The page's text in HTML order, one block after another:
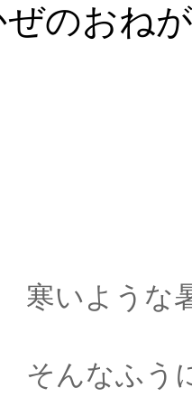
ぜのおね
いよう
「なん